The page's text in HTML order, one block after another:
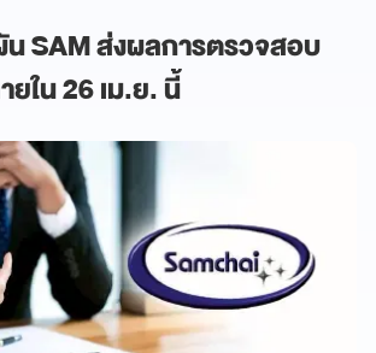
SAM ส่งผลการตรวจสอบ
ใน 26 เม.ย. นี้